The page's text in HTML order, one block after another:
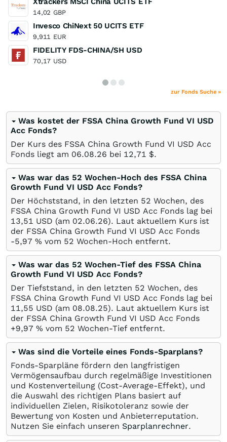
14,02 GBP
Invesco ChiNext 50 UCITS ETF
9,911 EUR
FIDELITY FDS-CHINA/SH USD
70,17 USD
zur Fonds Suche »
Was kostet der FSSA China Growth Fund VI USD
Acc Fonds?
Der Kurs des FSSA China Growth Fund VI USD Acc
Fonds liegt am 06.08.26 bei 12,71 $.
Was war das 52 Wochen-Hoch des FSSA China
Growth Fund VI USD Acc Fonds?
Der Höchststand, in den letzten 52 Wochen, des
FSSA China Growth Fund VI USD Acc Fonds lag bei
13,51 USD (am 02.06.26). Laut aktuellem Kurs ist
der FSSA China Growth Fund VI USD Acc Fonds
-5,97 % vom 52 Wochen-Hoch entfernt.
Was war das 52 Wochen-Tief des FSSA China
Growth Fund VI USD Acc Fonds?
Der Tiefststand, in den letzten 52 Wochen, des
FSSA China Growth Fund VI USD Acc Fonds lag bei
11,55 USD (am 08.08.25). Laut aktuellem Kurs ist
der FSSA China Growth Fund VI USD Acc Fonds
+9,97 % vom 52 Wochen-Tief entfernt.
Was sind die Vorteile eines Fonds-Sparplans?
Fonds-Sparpläne fördern den langfristigen
Vermögensaufbau durch regelmäßige Investitionen
und Kostenverteilung (Cost-Average-Effekt), und
die Auswahl des richtigen Plans basiert auf
individuellen Zielen, Risikotoleranz sowie der
Bewertung von Kosten und Anbieterreputation.
Nutzen Sie einfach unseren Sparplanrechner.